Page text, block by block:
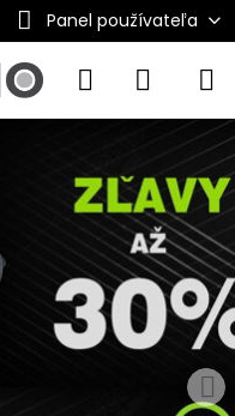
Panel používateľa